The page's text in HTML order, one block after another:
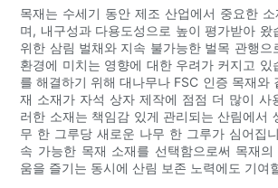
목재는 수세기 동안 제조 산업에서 중요한
며, 내구성과 다용도성으로 높이 평가받아 왔
위한 삼림 벌채와 지속 불가능한 벌목 관행으
환경에 미치는 영향에 대한 우려가 커지고 있
를 해결하기 위해 대나무나 FSC 인증 목재와
재 소재가 자석 상자 제작에 점점 더 많이 사
러한 소재는 책임감 있게 관리되는 산림에서
무 한 그루당 새로운 나무 한 그루가 심어집
속 가능한 목재 소재를 선택함으로써 목재
움을 즐기는 동시에 산림 보존 노력에도 기여